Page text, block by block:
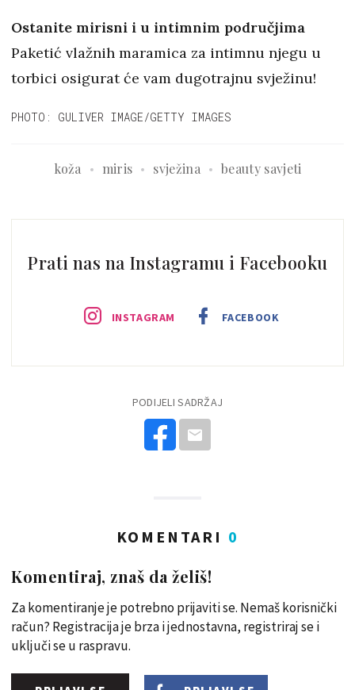
Ostanite mirisni i u intimnim područjima
Paketić vlažnih maramica za intimnu njegu u
torbici osigurat će vam dugotrajnu svježinu!
PHOTO: GULIVER IMAGE/GETTY IMAGES
koža miris svježina beauty savjeti
Prati nas na Instagramu i Facebooku
INSTAGRAM FACEBOOK
PODIJELI SADRŽAJ
KOMENTARI 0
Komentiraj, znaš da želiš!
Za komentiranje je potrebno prijaviti se. Nemaš korisnički
račun? Registracija je brza i jednostavna, registriraj se i
uključi se u raspravu.